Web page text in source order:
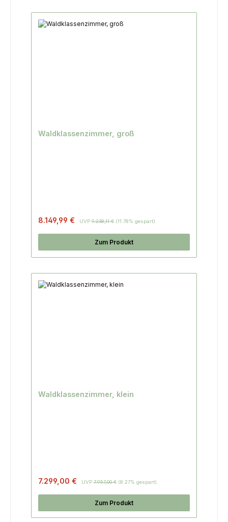
Waldklassenzimmer, groß
8.149,99 € UVP 9.238,11 € (11.78% gespart)
Zum Produkt
Waldklassenzimmer, klein
7.299,00 € UVP 7.957,00 € (8.27% gespart)
Zum Produkt